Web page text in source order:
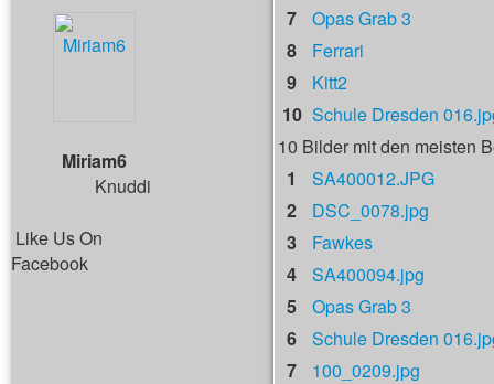
Miriam6
Knuddi
Like Us On
Facebook
7
Opas Grab 3
8
Ferrari
9
Kitt2
10 Schule Dresden
10 Bilder mit den meisten
1
SA400012.JPG
2
DSC_0078.jpg
3
Fawkes
4
SA400094.jpg
5
Opas Grab 3
6
Schule Dresden
7
100_0209.jpg